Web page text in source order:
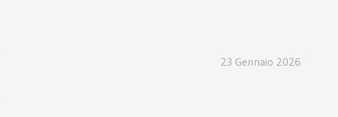
23 Gennaio 2026